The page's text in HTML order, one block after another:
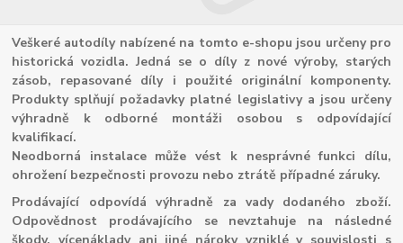
Veškeré autodíly nabízené na tomto e-shopu jsou určeny pro
historická vozidla. Jedná se o díly z nové výroby, starých
zásob, repasované díly i použité originální komponenty.
Produkty splňují požadavky platné legislativy a jsou určeny
výhradně k odborné montáži osobou s odpovídající
kvalifikací.
Neodborná instalace může vést k nesprávné funkci dílu,
ohrožení bezpečnosti provozu nebo ztrátě případné záruky.
Prodávající odpovídá výhradně za vady dodaného zboží.
Odpovědnost prodávajícího se nevztahuje na následné